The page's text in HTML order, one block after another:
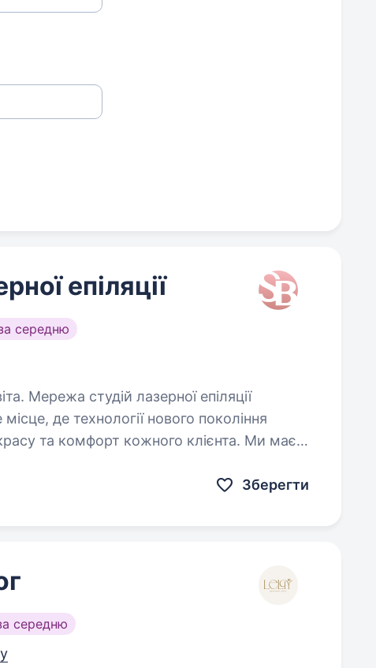
епіляції
середню
де технології нового покоління
та комфорт кожного клієнта. Ми маємо
Зберегти
середню